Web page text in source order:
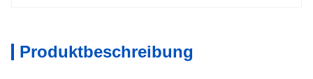
Produktbeschreibung